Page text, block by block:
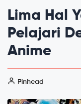
Lima Hal
Pelajari
Anime
Pinhead